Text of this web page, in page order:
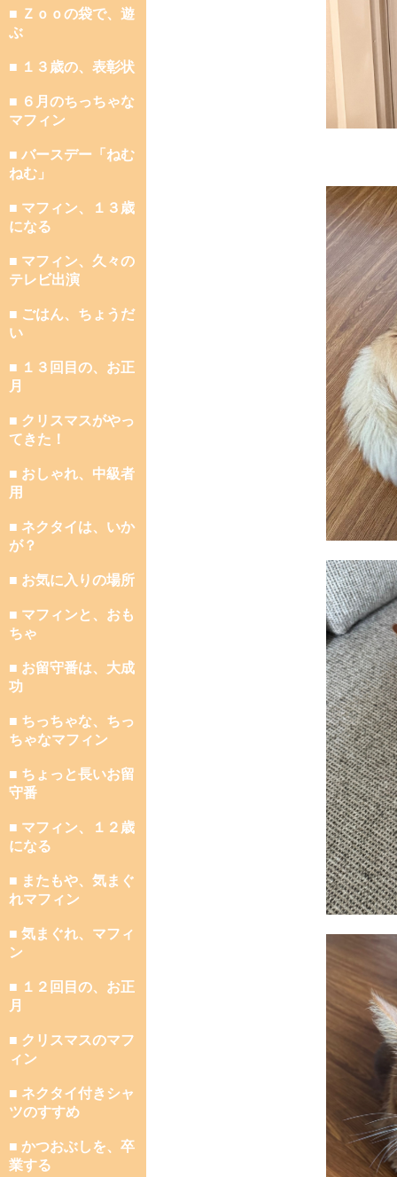
■ Ｚｏｏの袋で、遊
ぶ
■ １３歳の、表彰状
■ ６月のちっちゃな
マフィン
■ バースデー「ねむ
ねむ」
■ マフィン、１３歳
になる
■ マフィン、久々の
テレビ出演
■ ごはん、ちょうだ
い
■ １３回目の、お正
月
■ クリスマスがやっ
てきた！
■ おしゃれ、中級者
用
■ ネクタイは、いか
が？
■ お気に入りの場所
■ マフィンと、おも
ちゃ
■ お留守番は、大成
功
■ ちっちゃな、ちっ
ちゃなマフィン
■ ちょっと長いお留
守番
■ マフィン、１２歳
になる
■ またもや、気まぐ
れマフィン
■ 気まぐれ、マフィ
ン
■ １２回目の、お正
月
■ クリスマスのマフ
ィン
■ ネクタイ付きシャ
ツのすすめ
■ かつおぶしを、卒
業する